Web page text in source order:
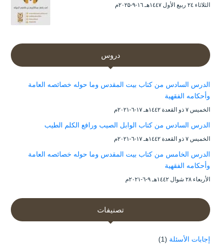
الثلاثاء ۲٤ ربيع الأول ۱٤٤۷هـ ۱٦-۹-۲۰۲۵م
دروس
الدرس السادس من كتاب بيت المقدس وما حوله خصائصه العامة
وأحكامه الفقهية
الخميس ۷ ذو القعدة ۱٤٤۲هـ ۱۷-٦-۲۰۲۱م
الدرس السادس من كتاب الوابل الصيب ورافع الكلم الطيب
الخميس ۷ ذو القعدة ۱٤٤۲هـ ۱۷-٦-۲۰۲۱م
الدرس الخامس من كتاب بيت المقدس وما حوله خصائصه العامة
وأحكامه الفقهية
الأربعاء ۲۸ شوال ۱٤٤۲هـ ۹-٦-۲۰۲۱م
تصنيفات
إجابات الأسئلة (1)